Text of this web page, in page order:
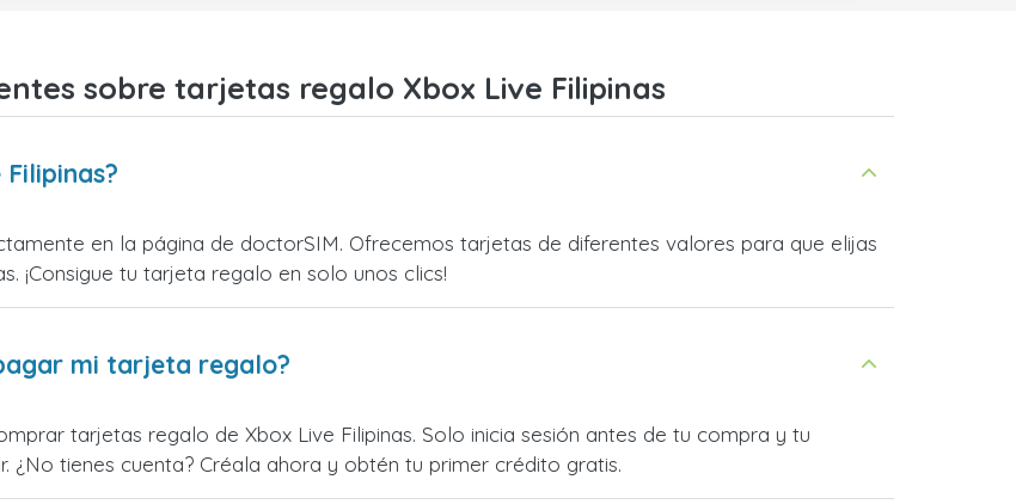
sobre tarjetas regalo Xbox Live Filipinas
en la página de doctorSIM. Ofrecemos tarjetas de diferentes valores para que elijas
¡Consigue tu tarjeta regalo en solo unos clics!
mi tarjeta regalo?
tarjetas regalo de Xbox Live Filipinas. Solo inicia sesión antes de tu compra y tu
¿No tienes cuenta? Créala ahora y obtén tu primer crédito gratis.